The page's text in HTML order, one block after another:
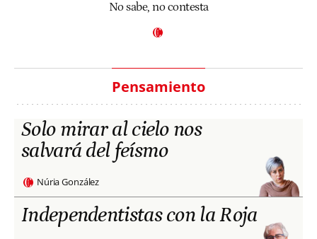
No sabe, no contesta
Pensamiento
Solo mirar al cielo nos
salvará del feísmo
Núria González
Independentistas con la Roja